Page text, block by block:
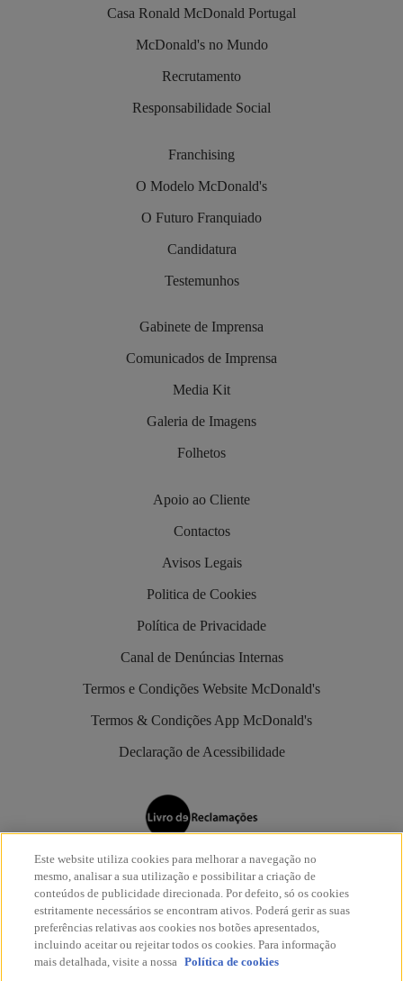
Casa Ronald McDonald Portugal
McDonald's no Mundo
Recrutamento
Responsabilidade Social
Franchising
O Modelo McDonald's
O Futuro Franquiado
Candidatura
Testemunhos
Gabinete de Imprensa
Comunicados de Imprensa
Media Kit
Galeria de Imagens
Folhetos
Apoio ao Cliente
Contactos
Avisos Legais
Politica de Cookies
Política de Privacidade
Canal de Denúncias Internas
Termos e Condições Website McDonald's
Termos & Condições App McDonald's
Declaração de Acessibilidade
Os restaurantes McDonald’s são aderentes doLivro de
Reclamações Eletrónico.
Este website utiliza cookies para melhorar a navegação no
mesmo, analisar a sua utilização e possibilitar a criação de
conteúdos de publicidade direcionada. Por defeito, só os cookies
estritamente necessários se encontram ativos. Poderá gerir as suas
preferências relativas aos cookies nos botões apresentados,
incluindo aceitar ou rejeitar todos os cookies. Para informação
mais detalhada, visite a nossa Política de cookies